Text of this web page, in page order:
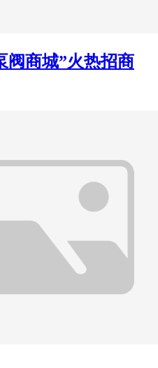
阀商城”火热招商